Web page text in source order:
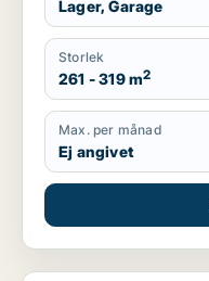
Lager, Garage
Storlek
261 - 319 m2
Max. per månad
Ej angivet